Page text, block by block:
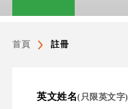
首頁 註冊
英文姓名(只限英文字)